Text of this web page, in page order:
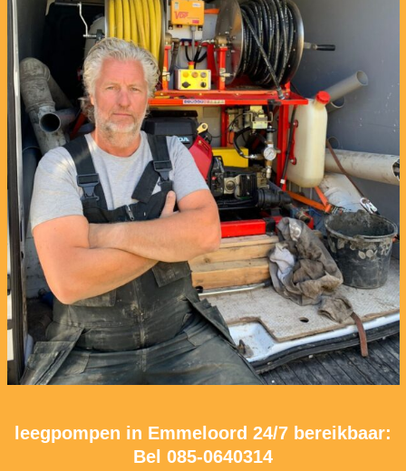
leegpompen in Emmeloord 24/7 bereikbaar:
Bel 085-0640314